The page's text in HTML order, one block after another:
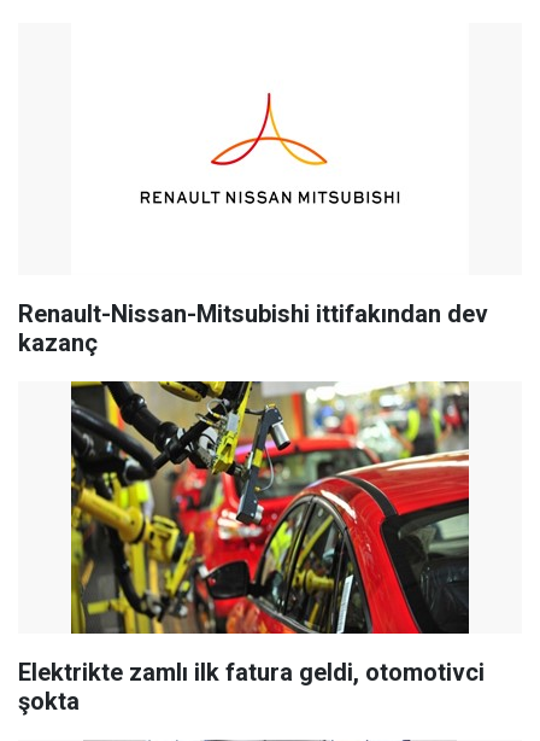
Renault-Nissan-Mitsubishi ittifakından dev
kazanç
Elektrikte zamlı ilk fatura geldi, otomotivci
şokta